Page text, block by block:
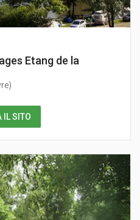
Etang de la
)
IL SITO